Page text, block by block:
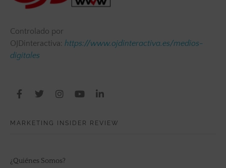
Controlado por
OJDinteractiva: https://www.ojdinteractiva.es/medios-
digitales
MARKETING INSIDER REVIEW
¿Quiénes Somos?